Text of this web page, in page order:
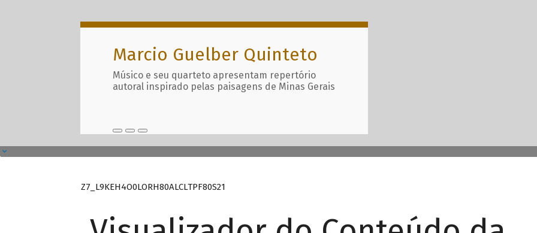
Marcio Guelber Quinteto
Músico e seu quarteto apresentam repertório
autoral inspirado pelas paisagens de Minas Gerais
Z7_L9KEH4O0LORH80ALCLTPF80S21